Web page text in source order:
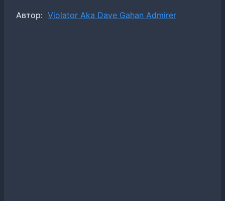
Метки
Автор: Violator Aka Dave Gahan Admirer